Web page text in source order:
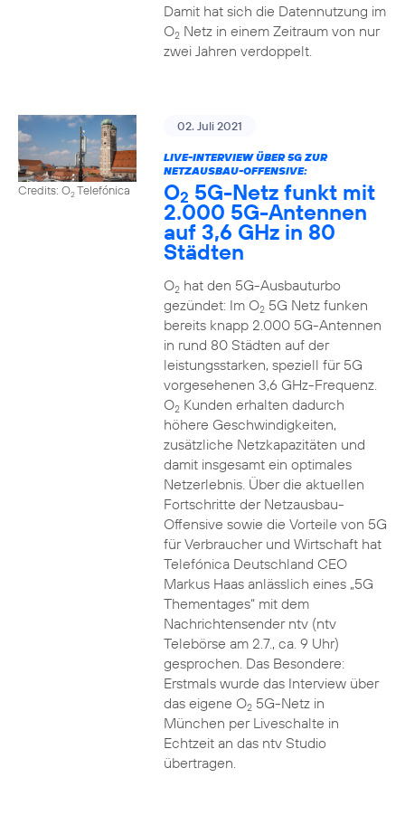
Damit hat sich die Datennutzung im
O2Netz in einem Zeitraum von nur
zwei Jahren verdoppelt.
Credits: O2Telefónica
02. Juli 2021
LIVE-INTERVIEW ÜBER 5G ZUR
NETZAUSBAU-OFFENSIVE:
O2 5G-Netz funkt mit
2.000 5G-Antennen
auf 3,6 GHz in 80
Städten
O2hat den 5G-Ausbauturbo
gezündet: Im O25G Netz funken
bereits knapp 2.000 5G-Antennen
in rund 80 Städten auf der
leistungsstarken, speziell für 5G
vorgesehenen 3,6 GHz-Frequenz.
O2Kunden erhalten dadurch
höhere Geschwindigkeiten,
zusätzliche Netzkapazitäten und
damit insgesamt ein optimales
Netzerlebnis. Über die aktuellen
Fortschritte der Netzausbau-
Offensive sowie die Vorteile von 5G
für Verbraucher und Wirtschaft hat
Telefónica Deutschland CEO
Markus Haas anlässlich eines „5G
Thementages“ mit dem
Nachrichtensender ntv (ntv
Telebörse am 2.7., ca. 9 Uhr)
gesprochen. Das Besondere:
Erstmals wurde das Interview über
das eigene O25G-Netz in
München per Liveschalte in
Echtzeit an das ntv Studio
übertragen.